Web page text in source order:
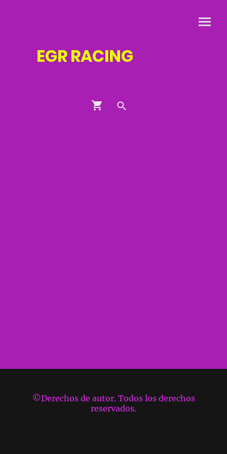
EGRRACING
©Derechos de autor. Todos los derechos
reservados.